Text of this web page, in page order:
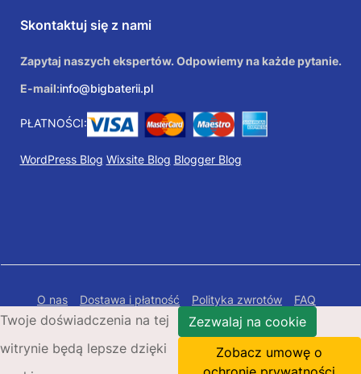
Skontaktuj się z nami
Zapytaj naszych ekspertów. Odpowiemy na każde pytanie.
E-mail:info@bigbaterii.pl
PŁATNOŚCI:
WordPress Blog Wixsite Blog Blogger Blog
O nas Dostawa i płatność Polityka zwrotów
FAQ
Polityka prywatności
Mapa Strony
Copyright © 2026 Bigbaterii.pl. Wszelkie prawa
zastrzeżone.
Twoje doświadczenia na tej
witrynie będą lepsze dzięki
Zezwalaj na cookie
Zobacz umowę o